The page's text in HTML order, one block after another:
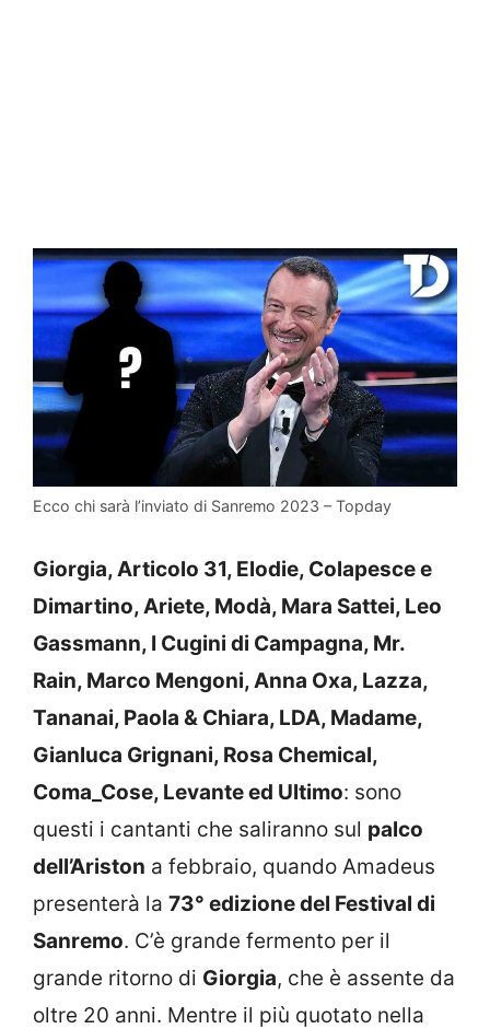
Ecco chi sarà l’inviato di Sanremo 2023 – Topday
Giorgia, Articolo 31, Elodie, Colapesce e
Dimartino, Ariete, Modà, Mara Sattei, Leo
Gassmann, I Cugini di Campagna, Mr.
Rain, Marco Mengoni, Anna Oxa, Lazza,
Tananai, Paola & Chiara, LDA, Madame,
Gianluca Grignani, Rosa Chemical,
Coma_Cose, Levante ed Ultimo: sono
questi i cantanti che saliranno sul palco
dell’Ariston a febbraio, quando Amadeus
presenterà la 73° edizione del Festival di
Sanremo. C’è grande fermento per il
grande ritorno di Giorgia, che è assente da
oltre 20 anni. Mentre il più quotato nella